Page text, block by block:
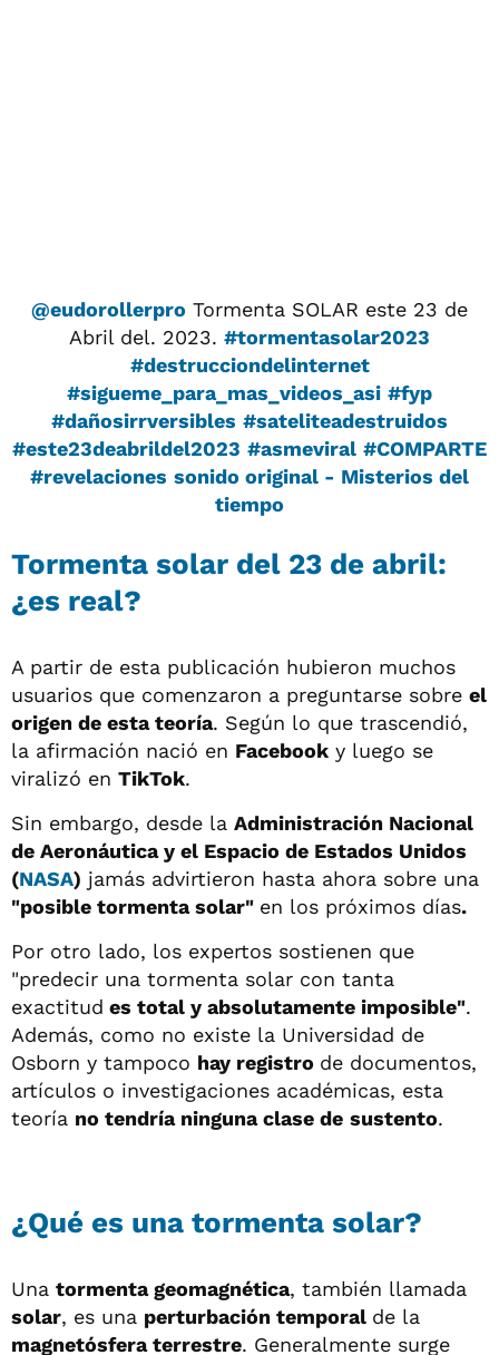
@eudorollerpro Tormenta SOLAR este 23 de
Abril del. 2023. #tormentasolar2023
#destrucciondelinternet
#sigueme_para_mas_videos_asi #fyp
#dañosirrversibles #sateliteadestruidos
#este23deabrildel2023 #asmeviral #COMPARTE
#revelaciones sonido original - Misterios del
tiempo
Tormenta solar del 23 de abril:
¿es real?
A partir de esta publicación hubieron muchos
usuarios que comenzaron a preguntarse sobre el
origen de esta teoría. Según lo que trascendió,
la afirmación nació en Facebook y luego se
viralizó en TikTok.
Sin embargo, desde la Administración Nacional
de Aeronáutica y el Espacio de Estados Unidos
(NASA) jamás advirtieron hasta ahora sobre una
"posible tormenta solar" en los próximos días.
Por otro lado, los expertos sostienen que
"predecir una tormenta solar con tanta
exactitud es total y absolutamente imposible".
Además, como no existe la Universidad de
Osborn y tampoco hay registro de documentos,
artículos o investigaciones académicas, esta
teoría no tendría ninguna clase de sustento.
¿Qué es una tormenta solar?
Una tormenta geomagnética, también llamada
solar, es una perturbación temporal de la
magnetósfera terrestre. Generalmente surge